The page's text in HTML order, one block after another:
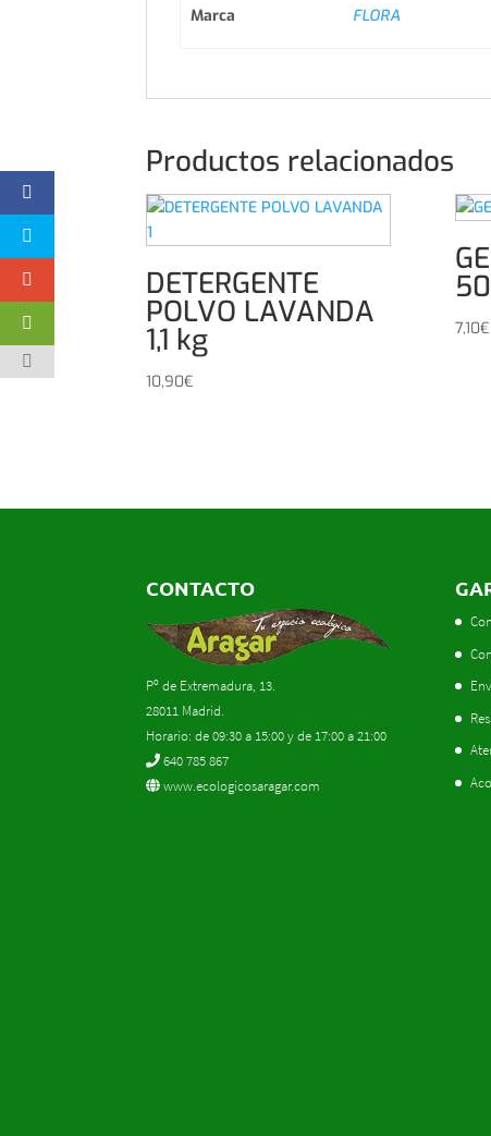
Marca FLORA
Productos relacionados
DETERGENTE
POLVO LAVANDA
1,1 kg
10,90€
7,10€
CONTACTO
Pº de Extremadura, 13.
28011 Madrid.
Horario: de 09:30 a 15:00 y de 17:00 a 21:00
640 785 867
www.ecologicosaragar.com